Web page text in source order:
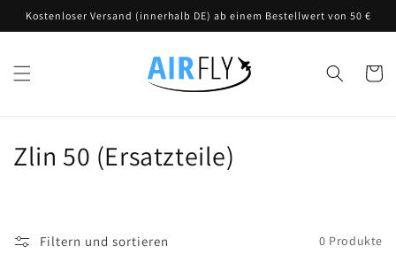
zum
Inhalt
Kostenloser Versand (innerhalb DE) ab einem Bestellwert von 50 €
K
e
Zlin 50 (Ersatzteile)
Filtern und sortieren 0 Produkte